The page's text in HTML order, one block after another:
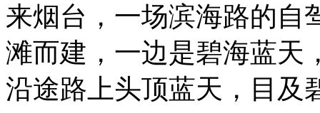
来烟台，一场滨海路的自
滩而建，一边是碧海蓝天
沿途路上头顶蓝天，目及